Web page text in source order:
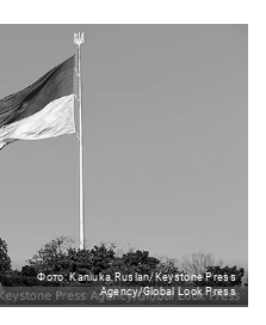
Фото: Kaniuka Ruslan/Keystone Press
Agency/Global Look Press